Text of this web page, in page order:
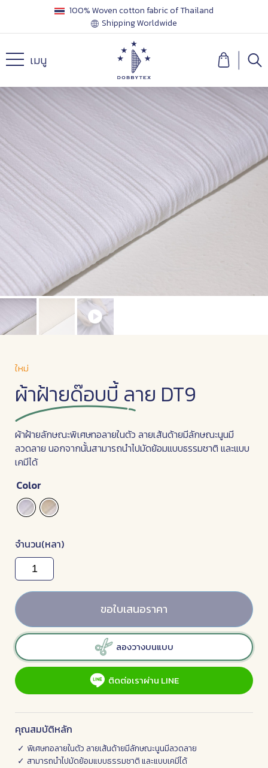
100% Woven cotton fabric of Thailand
Shipping Worldwide
เมนู
ใหม่
ผ้าฝ้ายด๊อบบี้ ลาย DT9
ผ้าฝ้ายลักษณะพิเศษทอลายในตัว ลายเส้นด้ายมีลักษณะนูนมี
ลวดลาย นอกจากนั้นสามารถนำไปมัดย้อมแบบธรรมชาติ และแบบ
เคมีได้
Color
จำนวน(หลา)
ขอใบเสนอราคา
ลองวางบนแบบ
ติดต่อเราผ่าน LINE
คุณสมบัติหลัก
พิเศษทอลายในตัว ลายเส้นด้ายมีลักษณะนูนมีลวดลาย
สามารถนำไปมัดย้อมแบบธรรมชาติ และแบบเคมีได้